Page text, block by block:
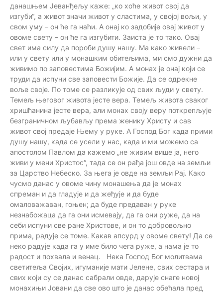
данашњем Јеванђељу каже: „ко хоће живот свој да
изгуби“, а живот значи живот у сластима, у својој вољи, у
свом уму – он ће га наћи. А онај ко задобије овај живот у
овоме свету – он ће га изгубити. Заиста је то тако. Овај
свет има силу да пороби душу нашу. Ма како живели –
или у свету или у монашким обитељима, ми смо дужни да
живимо по заповестима Божијим. А монах је онај који се
труди да испуни све заповести Божије. Да се одрекне
воље своје. По томе се разликује од свих људи у свету.
Темељ његовог живота јесте вера. Темељ живота сваког
хришћанина јесте вера, али монах своју веру поткрепљује
безграничном љубављу према женику Христу и сав
живот свој предаје Њему у руке. А Господ Бог када прими
душу нашу, када се усели у нас, када и ми можемо са
апостолом Павлом да кажемо „не живим више ја, него
живи у мени Христос“, тада се он рађа још овде на земљи
за Царство Небеско. За њега је овде на земљи Рај. Како
чусмо данас у овоме чину монашења да је монах
спреман и да гладује и да жеђује и да буде
омаловажаван, гоњен; да буде предаван у руке
незнабожаца да га они исмевају, да га они руже, да на
себи испуни све ране Христове, и он то добровољно
прима, радује се томе. Какав апсурд у овоме свету! Да се
неко радује када га у име било чега руже, а нама је то
радост и похвала и венац. Нека Господ Бог молитвама
светитеља Својих, игуманије мати Јелене, свих сестара и
свих који су се данас сабрали овде, дарује снаге новој
монахињи Јовани да све ово што је данас обећала пред